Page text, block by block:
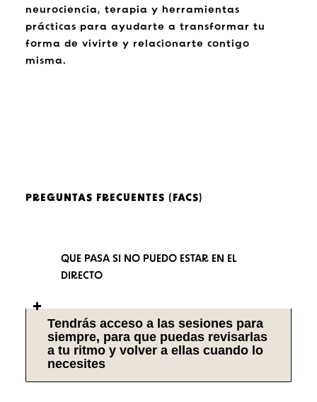
neurociencia, terapia y herramientas
prácticas para ayudarte a transformar tu
forma de vivirte y relacionarte contigo
misma.
PREGUNTAS FRECUENTES (FACS)
QUE PASA SI NO PUEDO ESTAR EN EL
DIRECTO
Tendrás acceso a las sesiones para
siempre, para que puedas revisarlas
a tu ritmo y volver a ellas cuando lo
necesites